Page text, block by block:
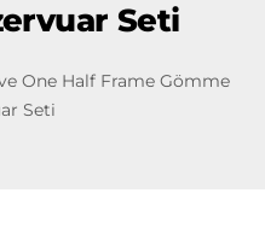
Seti
One Half Frame Gömme
Seti